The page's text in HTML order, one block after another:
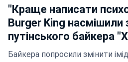
"Краще написати
Burger King
путінського байкера
Байкера попросили змінити